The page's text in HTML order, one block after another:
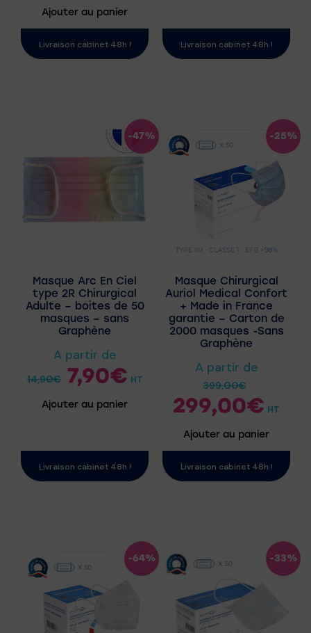
Ajouter au panier
Livraison cabinet 48h ! Livraison cabinet 48h !
-47%
Masque Arc En Ciel
type 2R Chirurgical
Adulte – boites de 50
masques – sans
Graphène
A partir de
14,90€ 7,90€ HT
Ajouter au panier
Livraison cabinet 48h !
-25%
Masque Chirurgical
Auriol Medical Confort
+ Made in France
garantie – Carton de
2000 masques -Sans
Graphène
A partir de
399,00€
299,00€ HT
Ajouter au panier
Livraison cabinet 48h !
-64% -33%